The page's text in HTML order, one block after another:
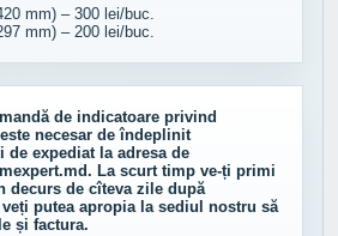
mm) – 300 lei/buc.
mm) – 200 lei/buc.
de indicatoare privind
necesar de îndeplinit
de expediat la adresa de
. La scurt timp ve-ți primi
decurs de cîteva zile după
putea apropia la sediul nostru să
și factura.